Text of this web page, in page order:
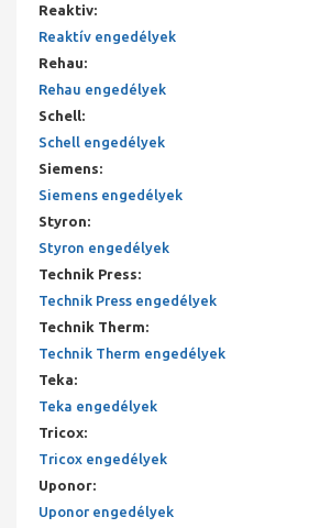
Reaktiv:
Reaktív engedélyek
Rehau:
Rehau engedélyek
Schell:
Schell engedélyek
Siemens:
Siemens engedélyek
Styron:
Styron engedélyek
Technik Press:
Technik Press engedélyek
Technik Therm:
Technik Therm engedélyek
Teka:
Teka engedélyek
Tricox:
Tricox engedélyek
Uponor:
Uponor engedélyek